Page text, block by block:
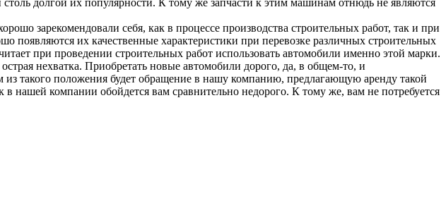
долгой их популярности. К тому же запчасти к этим машинам отнюдь не являются
зарекомендовали себя, как в процессе производства строительных работ, так и при
появляются их качественные характеристики при перевозке различных строительных
при проведении строительных работ использовать автомобили именно этой марки.
нехватка. Приобретать новые автомобили дорого, да, в общем-то, и
такого положения будет обращение в нашу компанию, предлагающую аренду такой
компании обойдется вам сравнительно недорого. К тому же, вам не потребуется